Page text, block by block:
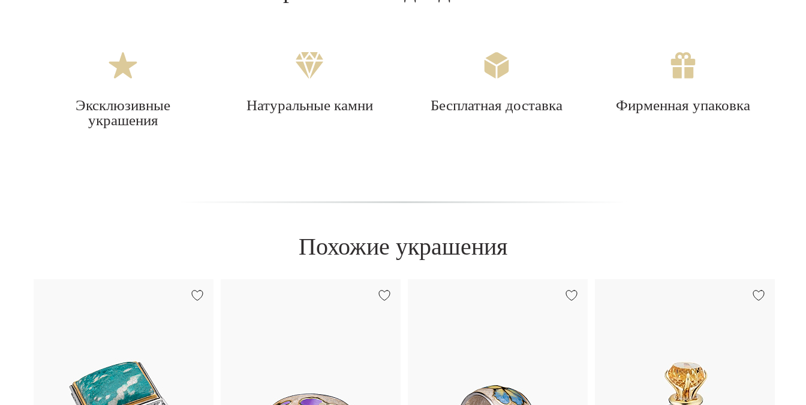
Эксклюзивные
украшения
Натуральные камни Бесплатная доставка Фирменная упаковка
Похожие украшения